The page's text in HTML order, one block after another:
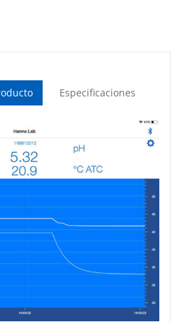
Especificaciones